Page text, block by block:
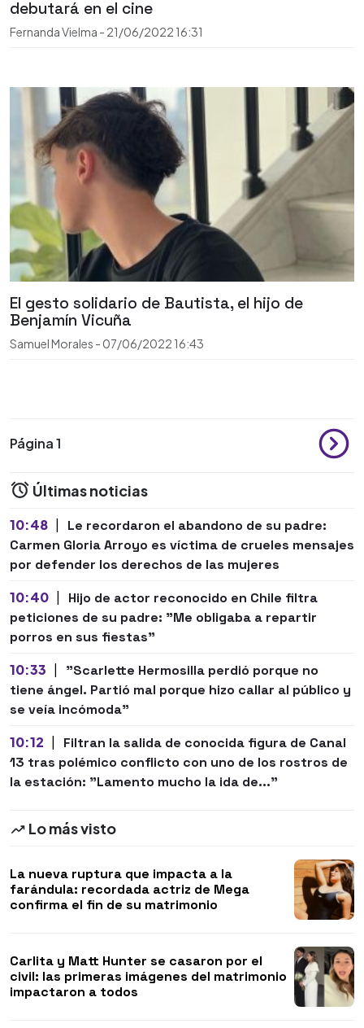
debutará en el cine
Fernanda Vielma - 21/06/2022 16:31
El gesto solidario de Bautista, el hijo de
Benjamín Vicuña
Samuel Morales - 07/06/2022 16:43
Página 1
Últimas noticias
10:48 |
Le recordaron el abandono de su padre:
Carmen Gloria Arroyo es víctima de crueles mensajes
por defender los derechos de las mujeres
10:40 |
Hijo de actor reconocido en Chile filtra
peticiones de su padre: "Me obligaba a repartir
porros en sus fiestas"
10:33 |
"Scarlette Hermosilla perdió porque no
tiene ángel. Partió mal porque hizo callar al público y
se veía incómoda"
10:12 |
Filtran la salida de conocida figura de Canal
13 tras polémico conflicto con uno de los rostros de
la estación: "Lamento mucho la ida de..."
Lo más visto
La nueva ruptura que impacta a la
farándula: recordada actriz de Mega
confirma el fin de su matrimonio
Carlita y Matt Hunter se casaron por el
civil: las primeras imágenes del matrimonio
impactaron a todos